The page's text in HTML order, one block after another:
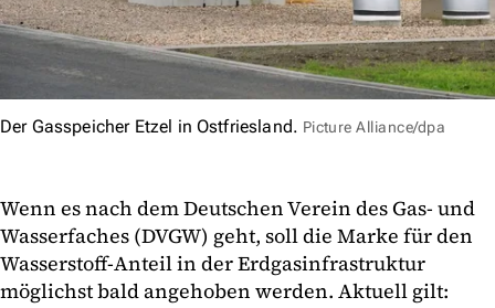
Der Gasspeicher Etzel in Ostfriesland. Picture Alliance/dpa
Wenn es nach dem Deutschen Verein des Gas- und
Wasserfaches (DVGW) geht, soll die Marke für den
Wasserstoff-Anteil in der Erdgasinfrastruktur
möglichst bald angehoben werden. Aktuell gilt: